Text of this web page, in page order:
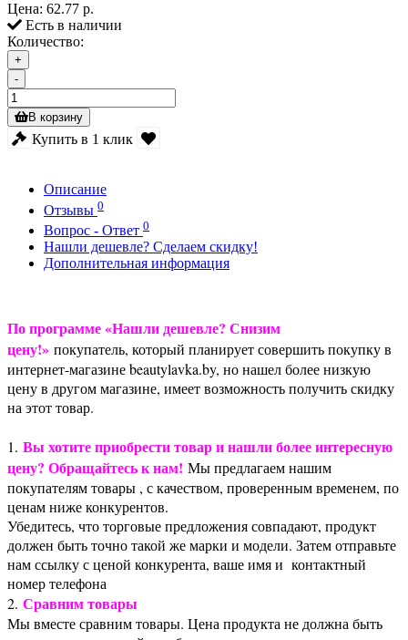
Цена: 62.77 р.
Есть в наличии
Количество:
+
-
В корзину
Купить в 1 клик
Описание
Отзывы 0
Вопрос - Ответ 0
Нашли дешевле? Сделаем скидку!
Дополнительная информация
По программе «Нашли дешевле? Снизим
цену!» покупатель, который планирует совершить покупку в
интернет-магазине beautylavka.by, но нашел более низкую
цену в другом магазине, имеет возможность получить скидку
на этот товар.
1. Вы хотите приобрести товар и нашли более интересную
цену? Обращайтесь к нам! Мы предлагаем нашим
покупателям товары , с качеством, проверенным временем, по
ценам ниже конкурентов.
Убедитесь, что торговые предложения совпадают, продукт
должен быть точно такой же марки и модели. Затем отправьте
нам ссылку с ценой конкурента, ваше имя и контактный
номер телефона
2. Сравним товары
Мы вместе сравним товары. Цена продукта не должна быть